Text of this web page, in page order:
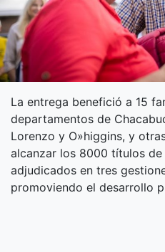
La entrega benefició a 15
departamentos de
Lorenzo y O»higgins, y
alcanzar los 8000 títulos
adjudicados en tres
promoviendo el desarrollo